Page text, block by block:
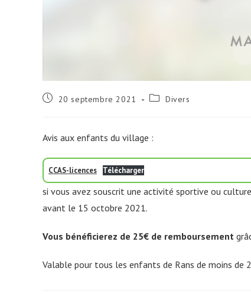
Publication
20 septembre 2021
Post Divers
Avis aux enfants du village :
CCAS-licences Télécharger
si vous avez souscrit une activité sportive ou
avant le 15 octobre 2021.
Vous bénéficierez de 25€ de remboursement
Valable pour tous les enfants de Rans de moins de